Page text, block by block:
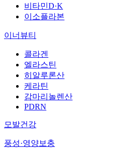
비타민D·K
이소플라본
이너뷰티
콜라겐
엘라스틴
히알루론산
케라틴
감마리놀렌산
PDRN
모발건강
풍성·영양보충